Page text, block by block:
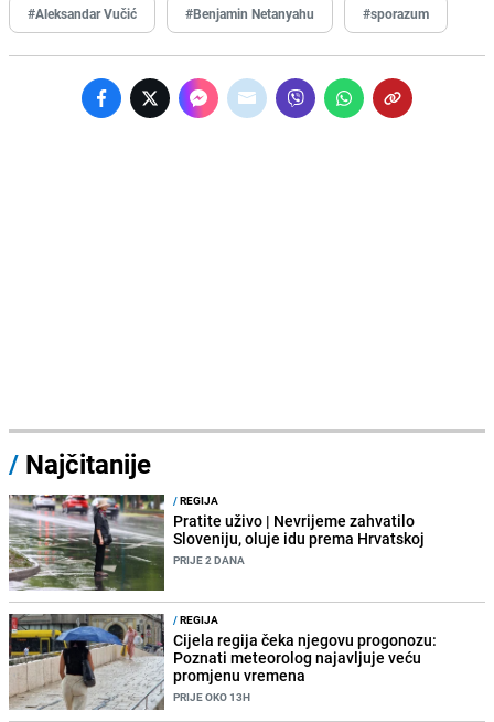
#Aleksandar Vučić #Benjamin Netanyahu #sporazum
/ Najčitanije
/REGIJA
Pratite uživo | Nevrijeme zahvatilo
Sloveniju, oluje idu prema Hrvatskoj
PRIJE 2 DANA
/REGIJA
Cijela regija čeka njegovu progonozu:
Poznati meteorolog najavljuje veću
promjenu vremena
PRIJE OKO 13H